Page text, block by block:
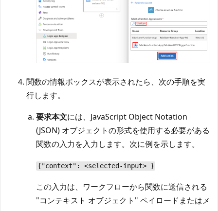
関数の情報ボックスが表示されたら、次の手順を実
行します。
要求本文には、JavaScript Object Notation
(JSON) オブジェクトの形式を使用する必要がある
関数の入力を入力します。次に例を示します。
{"context": <selected-input> }
この入力は、ワークフローから関数に送信される
"コンテキスト オブジェクト" ペイロードまたはメ